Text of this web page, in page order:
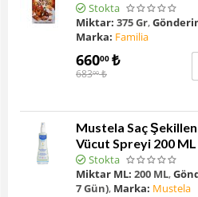
Stokta
Miktar: 375 Gr,
Marka: Familia
66000 ₺
68300 ₺
Mustela Saç
Vücut Spreyi 200 ML
Stokta
Miktar ML: 200 ML,
7 Gün), Marka: Mustela